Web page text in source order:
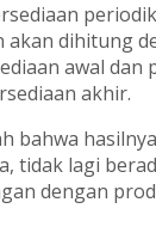
akan dihitung
awal dan
akhir.
bahwa
tidak lagi
dengan